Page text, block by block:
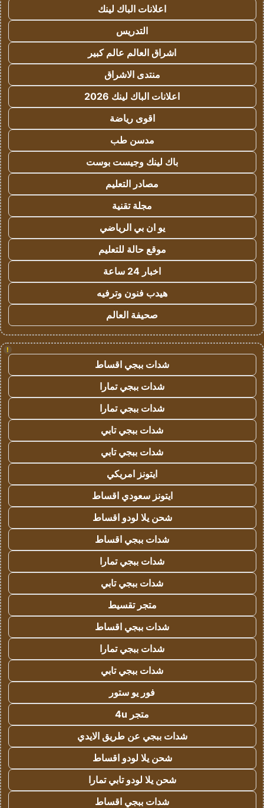
اعلانات الباك لينك
التدريس
اشراق العالم عالم كبير
منتدى الاشراق
اعلانات الباك لينك 2026
اقوى رياضة
مدسن طب
باك لينك وجيست بوست
مصادر التعليم
مجلة تقنية
يو ان بي الرياضي
موقع حالة للتعليم
اخبار 24 ساعة
هيدب فنون وترفيه
صحيفة العالم
!
شدات ببجي اقساط
شدات ببجي تمارا
شدات ببجي تمارا
شدات ببجي تابي
شدات ببجي تابي
ايتونز امريكي
ايتونز سعودي اقساط
شحن يلا لودو اقساط
شدات ببجي اقساط
شدات ببجي تمارا
شدات ببجي تابي
متجر تقسيط
شدات ببجي اقساط
شدات ببجي تمارا
شدات ببجي تابي
فور يو ستور
متجر 4u
شدات ببجي عن طريق الايدي
شحن يلا لودو اقساط
شحن يلا لودو تابي تمارا
شدات ببجي اقساط